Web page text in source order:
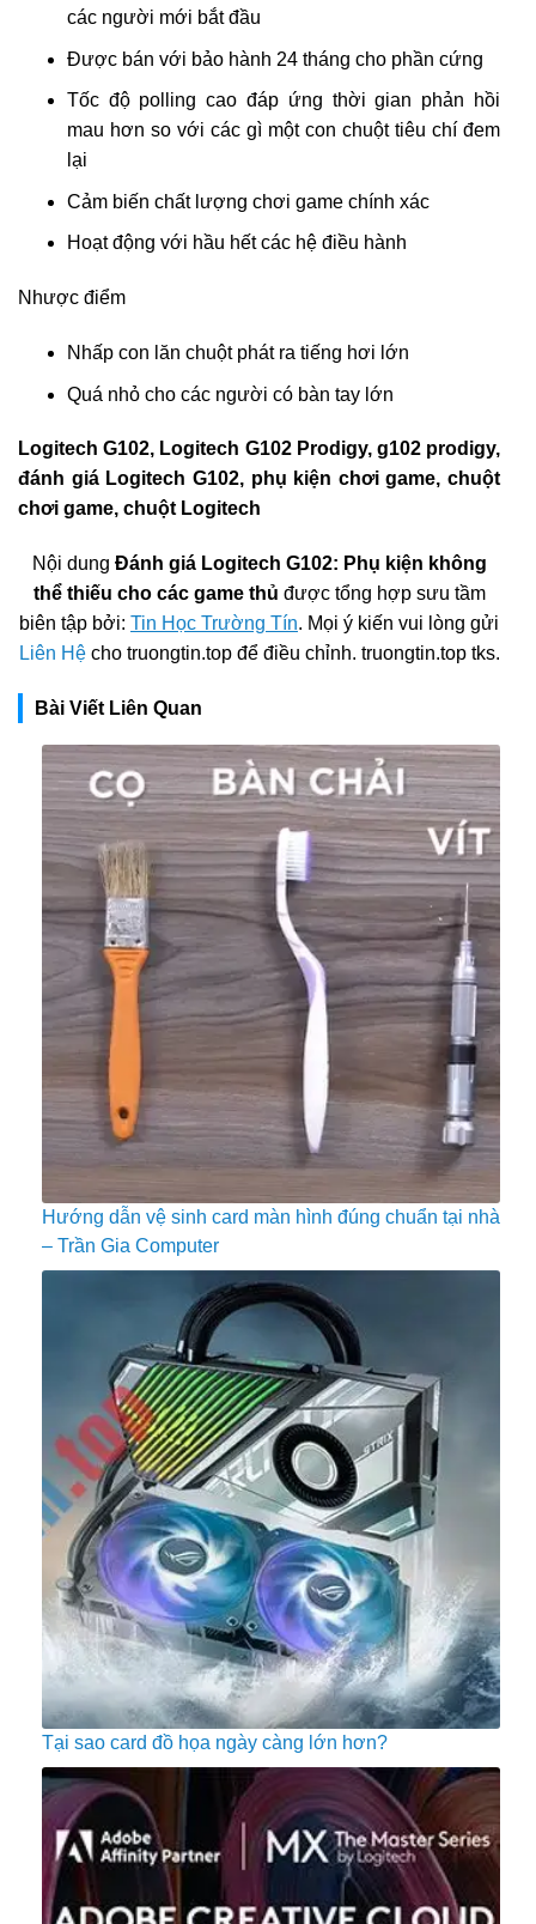
các người mới bắt đầu
Được bán với bảo hành 24 tháng cho phần cứng
Tốc độ polling cao đáp ứng thời gian phản hồi
mau hơn so với các gì một con chuột tiêu chí đem
lại
Cảm biến chất lượng chơi game chính xác
Hoạt động với hầu hết các hệ điều hành
Nhược điểm
Nhấp con lăn chuột phát ra tiếng hơi lớn
Quá nhỏ cho các người có bàn tay lớn
Logitech G102, Logitech G102 Prodigy, g102 prodigy,
đánh giá Logitech G102, phụ kiện chơi game, chuột
chơi game, chuột Logitech
Nội dung Đánh giá Logitech G102: Phụ kiện không
thể thiếu cho các game thủ được tổng hợp sưu tầm
biên tập bởi: Tin Học Trường Tín. Mọi ý kiến vui lòng gửi
Liên Hệcho truongtin.top để điều chỉnh. truongtin.top tks.
Bài Viết Liên Quan
Hướng dẫn vệ sinh card màn hình đúng chuẩn tại nhà
– Trần Gia Computer
Tại sao card đồ họa ngày càng lớn hơn?